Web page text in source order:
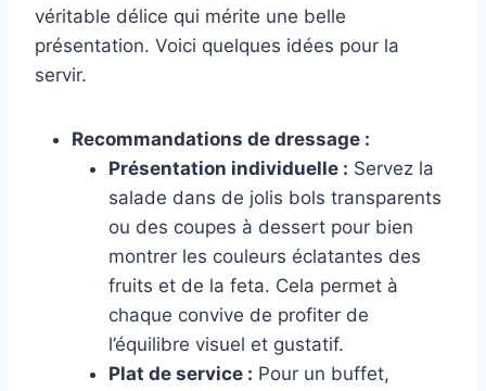
véritable délice qui mérite une belle
présentation. Voici quelques idées pour la
servir.
Recommandations de dressage :
Présentation individuelle : Servez la
salade dans de jolis bols transparents
ou des coupes à dessert pour bien
montrer les couleurs éclatantes des
fruits et de la feta. Cela permet à
chaque convive de profiter de
l’équilibre visuel et gustatif.
Plat de service : Pour un buffet,